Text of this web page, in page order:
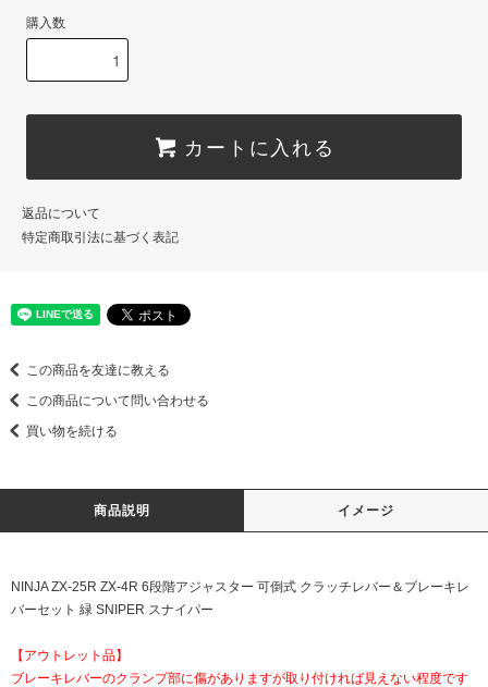
購入数
カートに入れる
返品について
特定商取引法に基づく表記
この商品を友達に教える
この商品について問い合わせる
買い物を続ける
商品説明 イメージ
NINJA ZX-25R ZX-4R 6段階アジャスター 可倒式 クラッチレバー＆ブレーキレ
バーセット 緑 SNIPER スナイパー
【アウトレット品】
ブレーキレバーのクランプ部に傷がありますが取り付ければ見えない程度です